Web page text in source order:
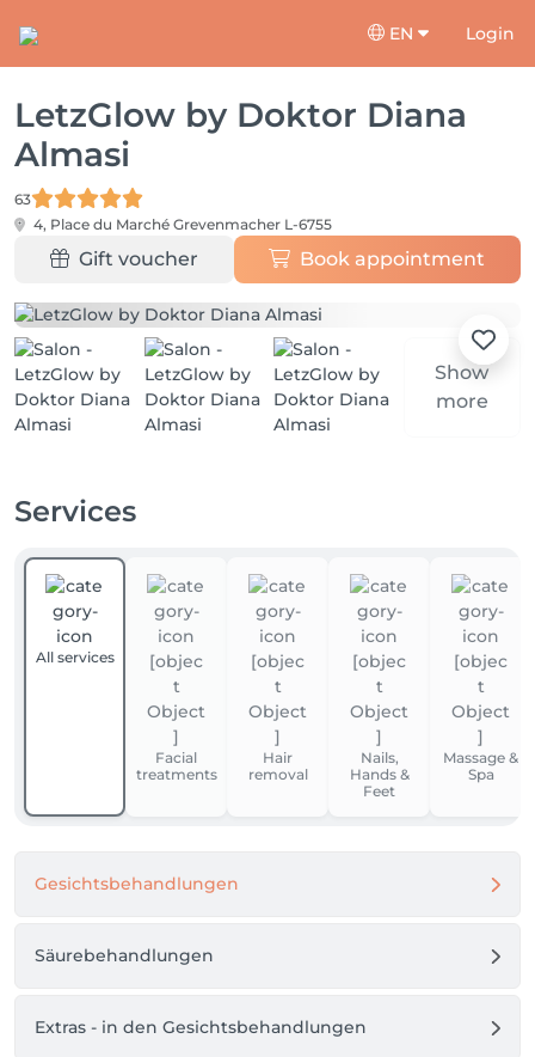
EN Login
LetzGlow by Doktor Diana
Almasi
63
4, Place du Marché Grevenmacher L-6755
Gift voucher Book appointment
Show
more
Services
All services
Facial
treatments
Hair
removal
Nails,
Hands &
Feet
Massage &
Spa
Gesichtsbehandlungen
Säurebehandlungen
Extras - in den Gesichtsbehandlungen